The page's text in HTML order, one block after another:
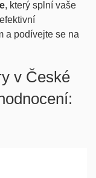
, který splní vaše
a podívejte se na
v České